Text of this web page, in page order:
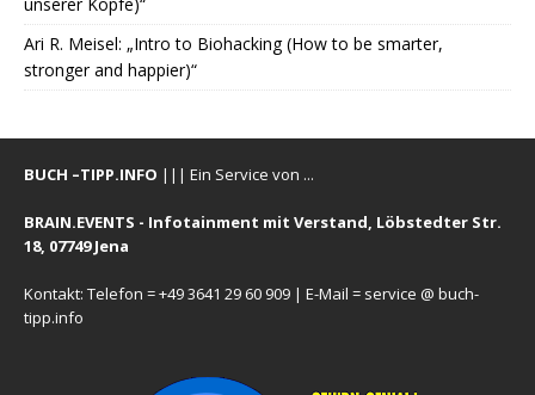
Ari R. Meisel: „Intro to Biohacking (How to be smarter,
stronger and happier)“
BUCH –TIPP.INFO ||| Ein Service von ...
BRAIN.EVENTS - Infotainment mit Verstand, Löbstedter Str.
18, 07749 Jena
Kontakt: Telefon = +49 3641 29 60 909 | E-Mail = service @ buch-
tipp.info